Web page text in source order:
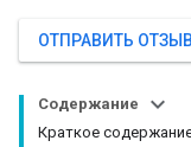
ОТПРАВИТЬ ОТЗЫВ
Содержание
Краткое